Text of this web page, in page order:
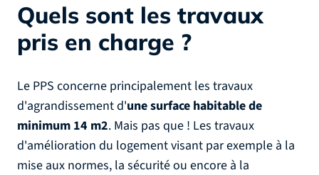
Quels sont les travaux
pris en charge ?
Le PPS concerne principalement les travaux
d'agrandissement d'une surface habitable de
minimum 14 m2. Mais pas que ! Les travaux
d'amélioration du logement visant par exemple à la
mise aux normes, la sécurité ou encore à la